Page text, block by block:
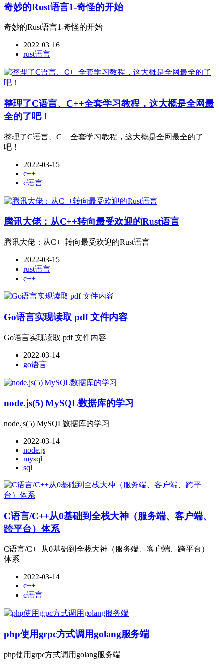
奇妙的Rust语言1-奇怪的开始
奇妙的Rust语言1-奇怪的开始
2022-03-16
rust语言
整理了C语言、C++全套学习教程，这大概是全网最
全的了吧！
整理了C语言、C++全套学习教程，这大概是全网最全的了
吧！
2022-03-15
c++
c语言
腾讯大佬：从C++转向最受欢迎的Rust语言
腾讯大佬：从C++转向最受欢迎的Rust语言
2022-03-15
rust语言
c++
Go语言实现读取 pdf 文件内容
Go语言实现读取 pdf 文件内容
2022-03-14
go语言
node.js(5) MySQL数据库的学习
node.js(5) MySQL数据库的学习
2022-03-14
node.js
mysql
sql
C语言/C++从0基础到全栈大神（服务端、客户端、
跨平台）体系
C语言/C++从0基础到全栈大神（服务端、客户端、跨平台）
体系
2022-03-14
c++
c语言
php使用grpc方式调用golang服务端
php使用grpc方式调用golang服务端